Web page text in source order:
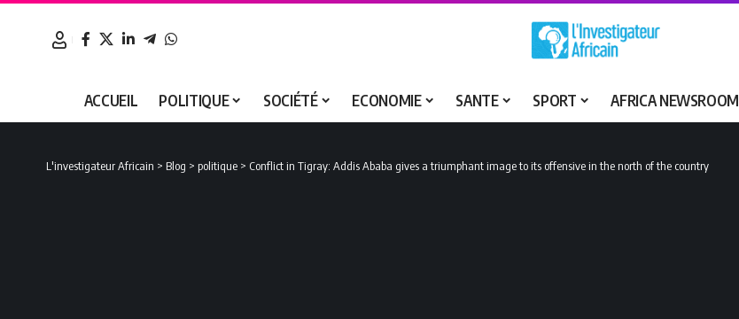
ACCUEIL POLITIQUE SOCIÉTÉ ECONOMIE SANTE SPORT AFRICA NEWSROOM
L'investigateur Africain > Blog > politique > Conflict in Tigray: Addis Ababa gives a triumphant image to its offensive in the north of the country